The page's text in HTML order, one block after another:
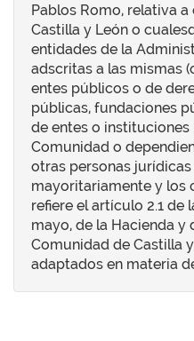
Pablos Romo, relativa
Castilla y León o
entidades de la
adscritas a las mismas
entes públicos o de
públicas, fundaciones
de entes o
Comunidad o
otras personas
mayoritariamente y los
refiere el artículo 2.1 de
mayo, de la Hacienda y
Comunidad de Castilla
adaptados en materia